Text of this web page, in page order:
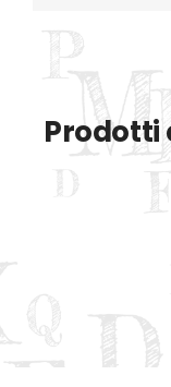
Prodotti